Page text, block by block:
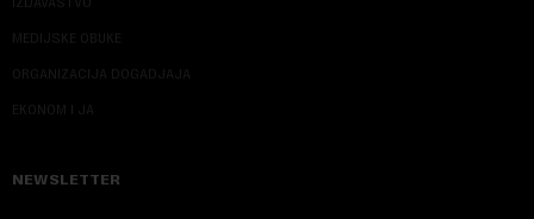
MEDIJSKE OBUKE
ORGANIZACIJA DOGADJAJA
EKONOM I JA
NEWSLETTER